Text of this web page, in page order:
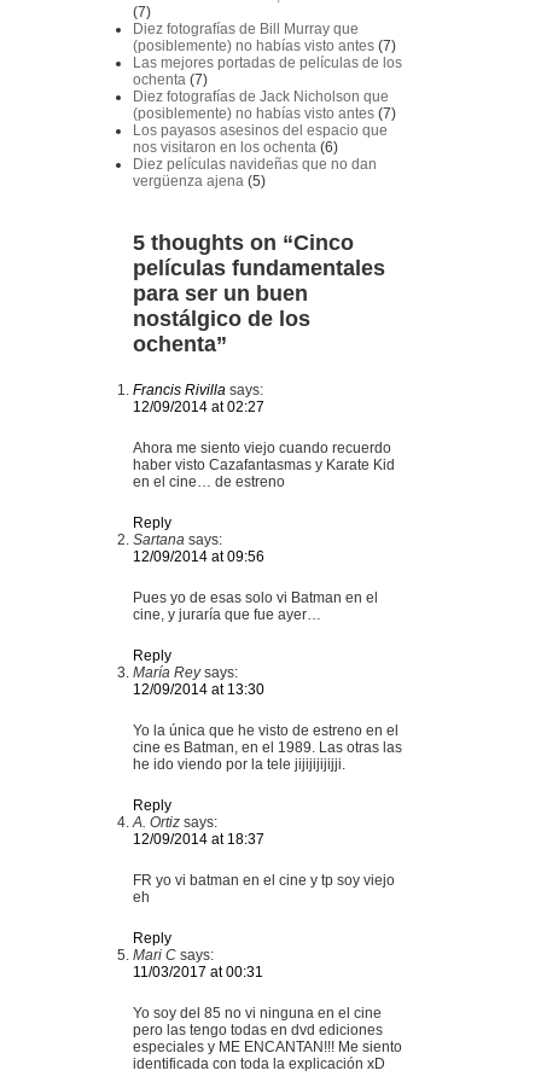
(7)
Diez fotografías de Bill Murray que
(posiblemente) no habías visto antes (7)
Las mejores portadas de películas de los
ochenta (7)
Diez fotografías de Jack Nicholson que
(posiblemente) no habías visto antes (7)
Los payasos asesinos del espacio que
nos visitaron en los ochenta (6)
Diez películas navideñas que no dan
vergüenza ajena (5)
5 thoughts on “Cinco
películas fundamentales
para ser un buen
nostálgico de los
ochenta”
Francis Rivilla says:
12/09/2014 at 02:27
Ahora me siento viejo cuando recuerdo
haber visto Cazafantasmas y Karate Kid
en el cine… de estreno
Reply
Sartana says:
12/09/2014 at 09:56
Pues yo de esas solo vi Batman en el
cine, y juraría que fue ayer…
Reply
María Rey says:
12/09/2014 at 13:30
Yo la única que he visto de estreno en el
cine es Batman, en el 1989. Las otras las
he ido viendo por la tele jijijijijijji.
Reply
A. Ortiz says:
12/09/2014 at 18:37
FR yo vi batman en el cine y tp soy viejo
eh
Reply
Mari C says:
11/03/2017 at 00:31
Yo soy del 85 no vi ninguna en el cine
pero las tengo todas en dvd ediciones
especiales y ME ENCANTAN!!! Me siento
identificada con toda la explicación xD